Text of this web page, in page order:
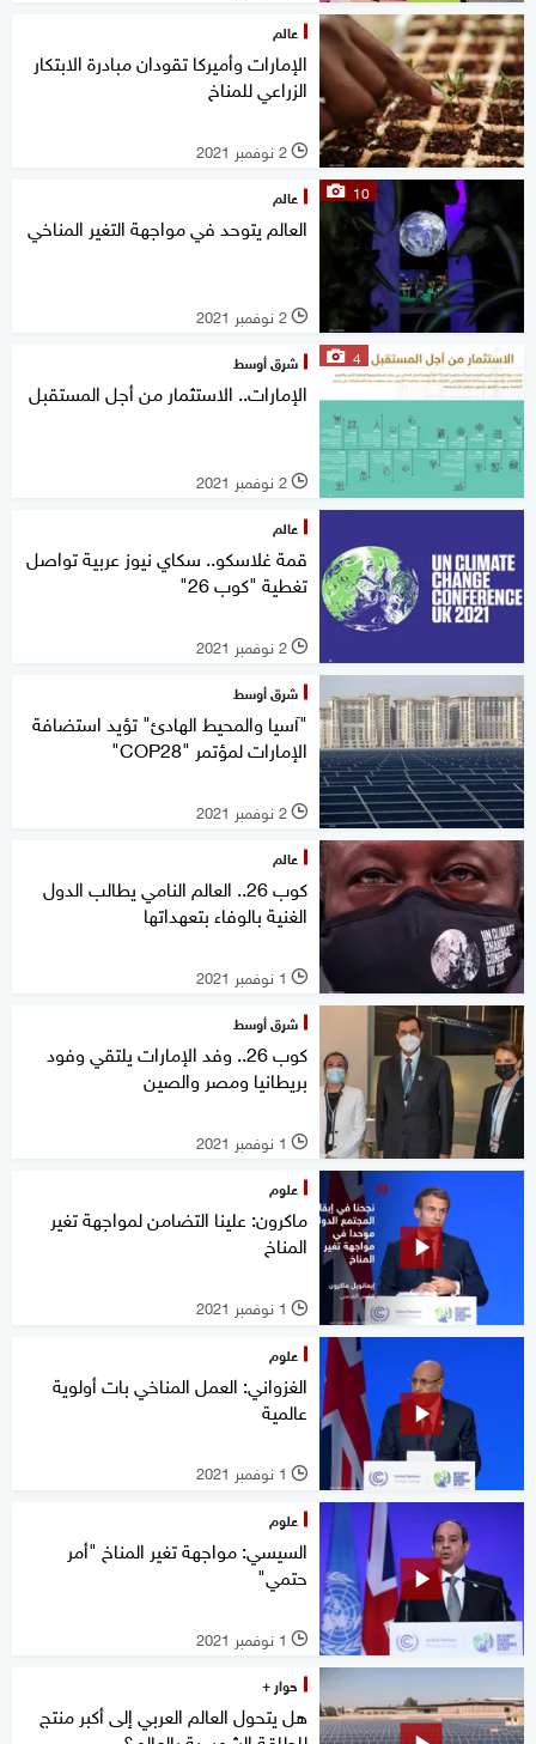
عالم
الإمارات وأميركا تقودان مبادرة الابتكار
الزراعي للمناخ
l 2 نوفمبر 2021
10 عالم
العالم يتوحد في مواجهة التغير المناخي
l 2 نوفمبر 2021
4 شرق أوسط
الإمارات.. الاستثمار من أجل المستقبل
l 2 نوفمبر 2021
عالم
قمة غلاسكو.. سكاي نيوز عربية تواصل
تغطية "كوب 26"
l 2 نوفمبر 2021
شرق أوسط
‎"آسيا والمحيط الهادئ" تؤيد استضافة
الإمارات لمؤتمر "COP28"
l 2 نوفمبر 2021
عالم
كوب 26.. العالم النامي يطالب الدول
الغنية بالوفاء بتعهداتها
l 1 نوفمبر 2021
شرق أوسط
كوب 26.. وفد الإمارات يلتقي وفود
بريطانيا ومصر والصين
l 1 نوفمبر 2021
علوم
ماكرون: علينا التضامن لمواجهة تغير
المناخ
l 1 نوفمبر 2021
علوم
الغزواني: العمل المناخي بات أولوية
عالمية
l 1 نوفمبر 2021
علوم
السيسي: مواجهة تغير المناخ "أمر
حتمي"
l 1 نوفمبر 2021
حوار +
هل يتحول العالم العربي إلى أكبر منتج